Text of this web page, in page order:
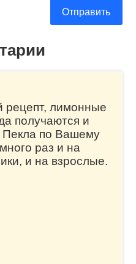
Отправить
рецепт, лимонные
получаются и
Пекла по Вашему
раз и на
и на взрослые.